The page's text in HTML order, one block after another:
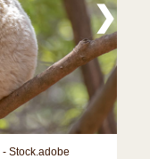
- Stock.adobe
❯